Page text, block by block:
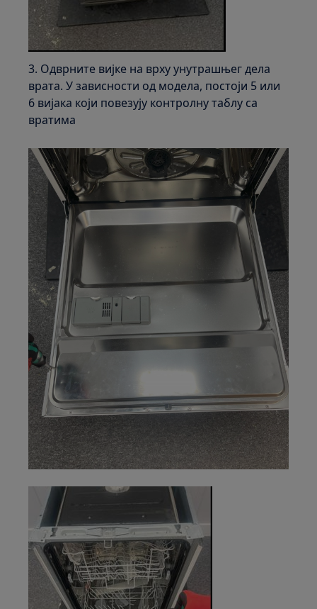
3. Одврните вијке на врху унутрашњег дела
врата. У зависности од модела, постоји 5 или
6 вијака који повезују контролну таблу са
вратима